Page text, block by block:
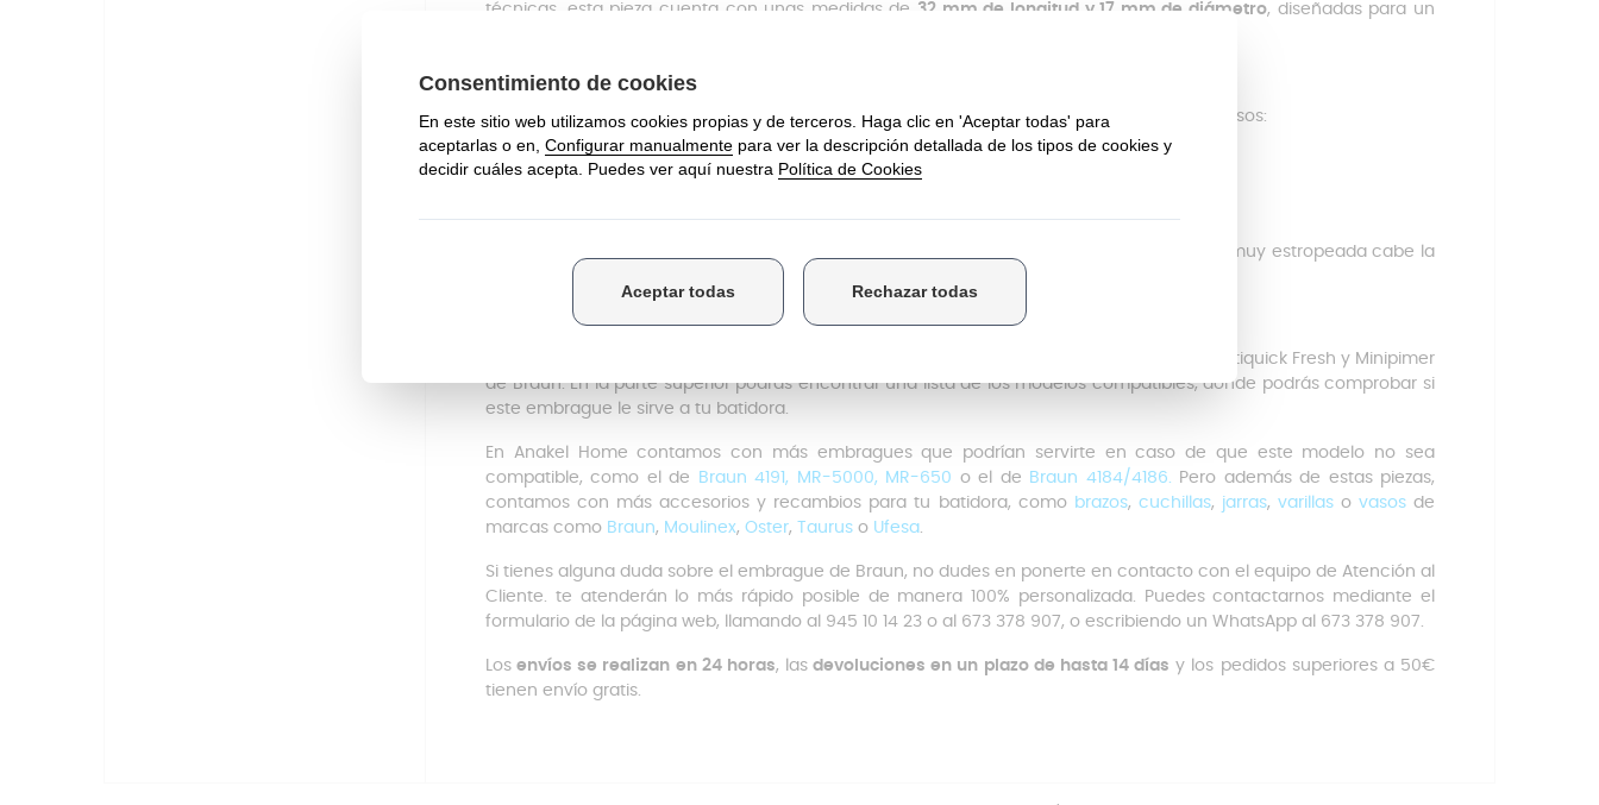
técnicas, esta pieza cuenta con unas medidas de 32 mm de longitud y 17 mm de diámetro, diseñadas para un
Remplazo del embrague de motor
Cambiar esta pieza es un proceso que puedes realizar en casa siguiendo unos sencillos pasos:
Separa el brazo de la batidora, y saca el embrague antiguo de esta.
Coloque el embrague en el palo metálico del brazo, y asegúrate que está bien colocado.
Es importante cuidar bien estas piezas y vigilarlas asiduamente ya que si la anterior está muy estropeada cabe la
posibilidad de que sea imposible cambiarla ya que suele ser difícil de extraer.
Compatibilidad
Este modelo de embrague es compatible con la Multiquick 3, Multiquick 5, Multiquick 7, Multiquick Fresh y Minipimer
de Braun. En la parte superior podrás encontrar una lista de los modelos compatibles, donde podrás comprobar si
este embrague le sirve a tu batidora.
En Anakel Home contamos con más embragues que podrían servirte en caso de que este modelo no sea
compatible, como el de
Braun 4191, MR-5000, MR-650 o el de Braun 4184/4186.
Pero además de estas piezas,
contamos con más accesorios y recambios para tu batidora, como brazos, cuchillas, jarras, varillas o vasos de
marcas como Braun, Moulinex, Oster, Taurus o Ufesa
Si tienes alguna duda sobre el embrague de Braun, no dudes en ponerte en contacto con el equipo de Atención al
Cliente. te atenderán lo más rápido posible de manera 100% personalizada. Puedes contactarnos mediante el
formulario de la página web, llamando al 945 10 14 23 o al 673 378 907, o escribiendo un WhatsApp al 673 378 907.
Los envíos se realizan en 24 horas, las devoluciones en un plazo de hasta 14 días y los pedidos superiores a 50€
tienen envío gratis.